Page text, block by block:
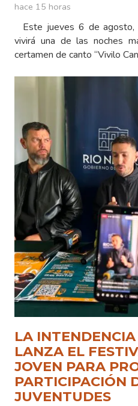
hace 15 horas
Este jueves 6 de
vivirá una de las noches
certamen de canto “Vivilo
LA
LANZA EL
JOVEN PARA
PARTICIPACIÓN
JUVENTUDES